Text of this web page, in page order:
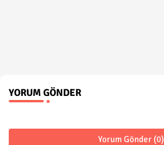
YORUM GÖNDER
Yorum Gönder (0)